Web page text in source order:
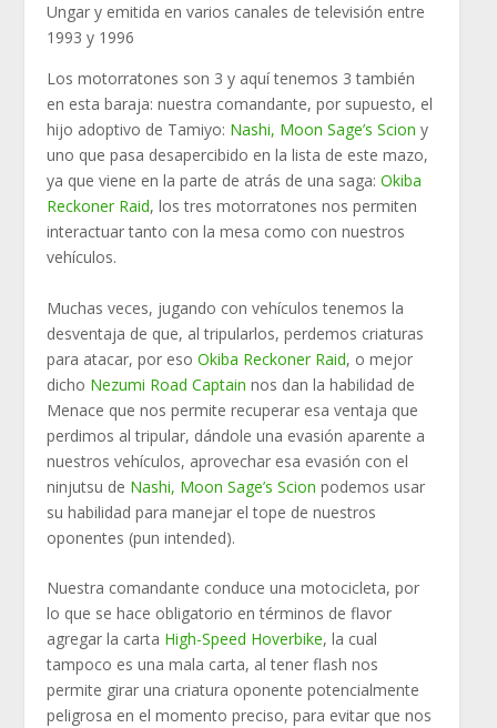
Ungar y emitida en varios canales de televisión entre
1993 y 1996
Los motorratones son 3 y aquí tenemos 3 también
en esta baraja: nuestra comandante, por supuesto, el
hijo adoptivo de Tamiyo: Nashi, Moon Sage’s Scion y
uno que pasa desapercibido en la lista de este mazo,
ya que viene en la parte de atrás de una saga:Okiba
Reckoner Raid, los tres motorratones nos permiten
interactuar tanto con la mesa como con nuestros
vehículos.
Muchas veces, jugando con vehículos tenemos la
desventaja de que, al tripularlos, perdemos criaturas
para atacar, por esoOkiba Reckoner Raid, o mejor
dicho Nezumi Road Captain nos dan la habilidad de
Menace que nos permite recuperar esa ventaja que
perdimos al tripular, dándole una evasión aparente a
nuestros vehículos, aprovechar esa evasión con el
ninjutsu de Nashi, Moon Sage’s Scion podemos usar
su habilidad para manejar el tope de nuestros
oponentes (pun intended).
Nuestra comandante conduce una motocicleta, por
lo que se hace obligatorio en términos de flavor
agregar la carta High-Speed Hoverbike, la cual
tampoco es una mala carta, al tener flash nos
permite girar una criatura oponente potencialmente
peligrosa en el momento preciso, para evitar que nos